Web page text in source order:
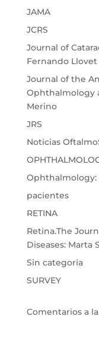
JAMA
JCRS
Journal of
Fernando Llovet
Journal of the
Ophthalmology
Merino
JRS
Noticias
Ophthalmology:
pacientes
RETINA
Retina.The
Diseases: Marta
Sin categoría
SURVEY
Comentarios a